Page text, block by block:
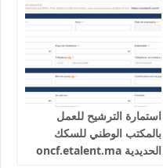
استمارة الترشيح للعمل
بالمكتب الوطني للسكك
الحديدية oncf.etalent.ma